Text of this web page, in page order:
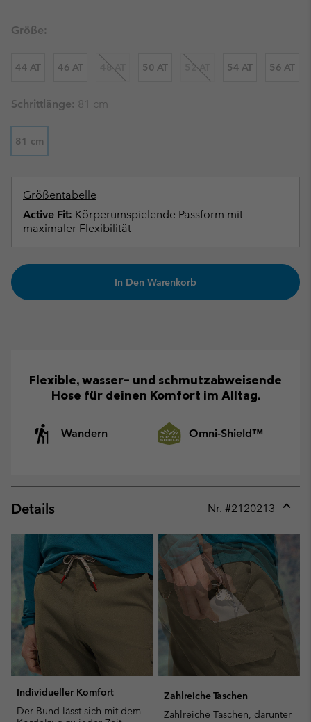
Größe:
44 AT 46 AT 48 AT 50 AT 52 AT 54 AT 56 AT
Schrittlänge: 81 cm
81 cm
Größentabelle
Active Fit: Körperumspielende Passform mit
maximaler Flexibilität
In Den Warenkorb
Flexible, wasser- und schmutzabweisende
Hose für deinen Komfort im Alltag.
Wandern Omni-Shield™
Details Nr. #2120213
or
Individueller Komfort
Der Bund lässt sich mit dem
Zahlreiche Taschen
Zahlreiche Taschen, darunter